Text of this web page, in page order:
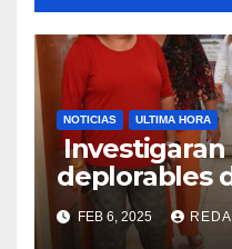
NOTICIAS ULTIMA HORA
Investigaran
deplorables
facilidades
de la Salud
FEB 6, 2025